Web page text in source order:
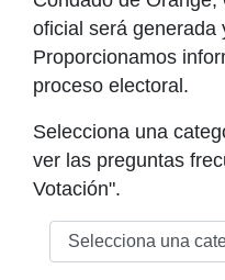
oficial será generada
Proporcionamos
proceso electoral.
Selecciona una
ver las preguntas
Votación".